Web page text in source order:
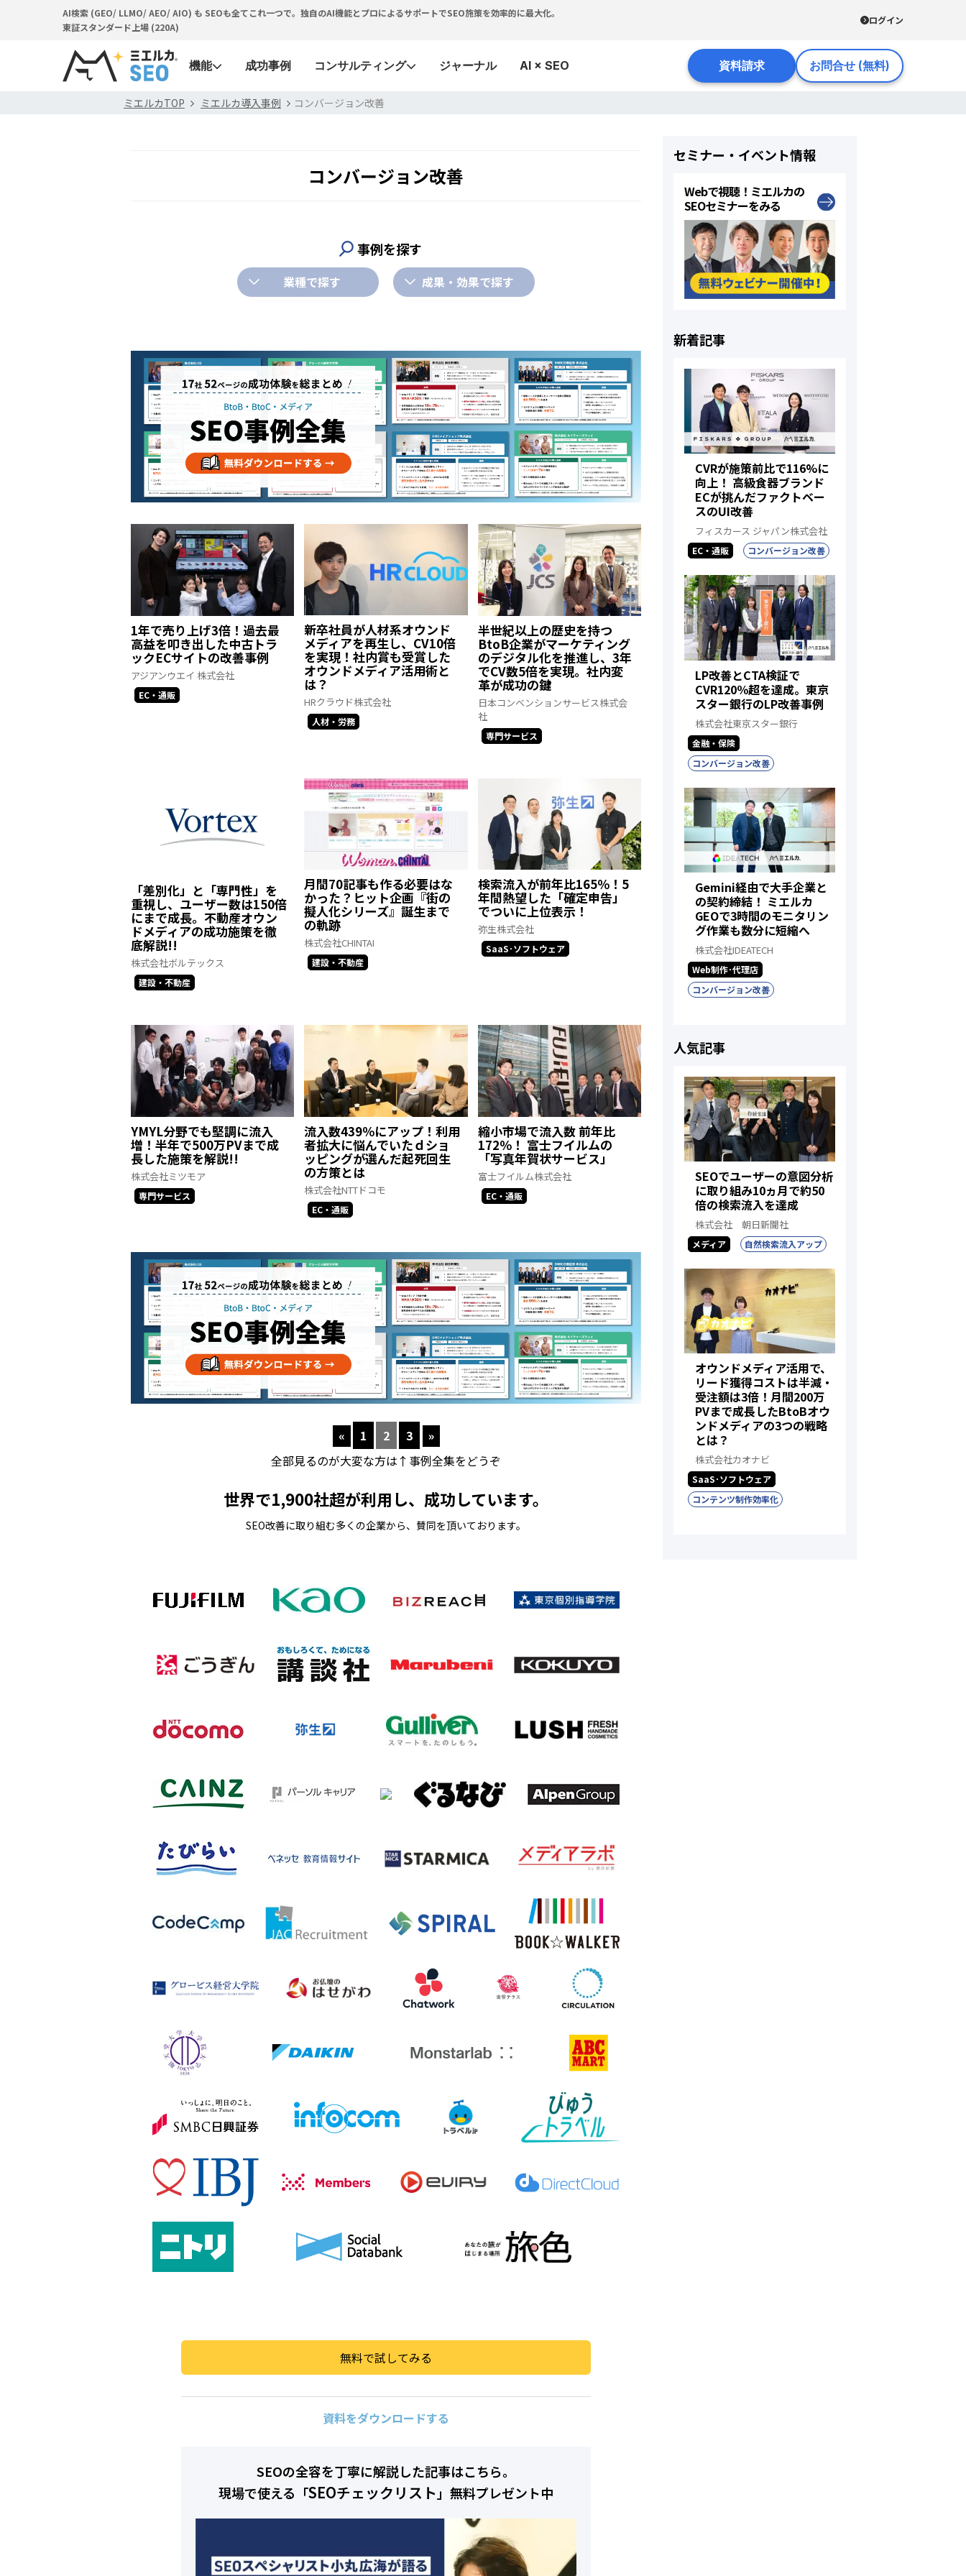
AI検索 (GEO/ LLMO/ AEO/ AIO) も SEOも全てこれ一つで。独自のAI機能とプロによるサポートでSEO施策を効率的に最大化。
東証スタンダード上場 (220A)
ログイン
機能 成功事例 コンサルティング ジャーナル AI × SEO 資料請求 お問合せ (無料)
ミエルカTOP ミエルカ導入事例 コンバージョン改善
コンバージョン改善
事例を探す
業種で探す 成果・効果で探す
1年で売り上げ3倍！過去最
高益を叩き出した中古トラ
ックECサイトの改善事例
アジアンウエイ 株式会社
EC・通販
新卒社員が人材系オウンド
メディアを再生し、CV10倍
を実現！社内賞も受賞した
オウンドメディア活用術と
は？
HRクラウド株式会社
人材・労務
半世紀以上の歴史を持つ
BtoB企業がマーケティング
のデジタル化を推進し、3年
でCV数5倍を実現。社内変
革が成功の鍵
日本コンベンションサービス株式会
社
専門サービス
「差別化」と「専門性」を
重視し、ユーザー数は150倍
にまで成長。不動産オウン
ドメディアの成功施策を徹
底解説!!
株式会社ボルテックス
建設・不動産
月間70記事も作る必要はな
かった？ヒット企画『街の
擬人化シリーズ』誕生まで
の軌跡
株式会社CHINTAI
建設・不動産
検索流入が前年比165％！5
年間熱望した「確定申告」
でついに上位表示！
弥生株式会社
SaaS･ソフトウェア
YMYL分野でも堅調に流入
増！半年で500万PVまで成
長した施策を解説!!
株式会社ミツモア
専門サービス
流入数439％にアップ！利用
者拡大に悩んでいたｄショ
ッピングが選んだ起死回生
の方策とは
株式会社NTTドコモ
EC・通販
縮小市場で流入数 前年比
172％！ 富士フイルムの
「写真年賀状サービス」
富士フイルム株式会社
EC・通販
« 1 2 3
»
全部見るのが大変な方は↑事例全集をどうぞ
世界で1,900社超が利用し、成功しています。
SEO改善に取り組む多くの企業から、賛同を頂いております。
無料で試してみる
資料をダウンロードする
SEOの全容を丁寧に解説した記事はこちら。
現場で使える「SEOチェックリスト 」無料プレゼント中
セミナー・イベント情報
Webで視聴！ミエルカの
SEOセミナーをみる
新着記事
CVRが施策前比で116%に
向上！ 高級食器ブランド
ECが挑んだファクトベー
スのUI改善
フィスカース ジャパン株式会社
EC・通販 コンバージョン改善
LP改善とCTA検証で
CVR120％超を達成。東京
スター銀行のLP改善事例
株式会社東京スター銀行
金融・保険
コンバージョン改善
Gemini経由で大手企業と
の契約締結！ ミエルカ
GEOで3時間のモニタリン
グ作業も数分に短縮へ
株式会社IDEATECH
Web制作･代理店
コンバージョン改善
人気記事
SEOでユーザーの意図分析
に取り組み10ヵ月で約50
倍の検索流入を達成
株式会社 朝日新聞社
メディア 自然検索流入アップ
オウンドメディア活用で、
リード獲得コストは半減・
受注額は3倍！月間200万
PVまで成長したBtoBオウ
ンドメディアの3つの戦略
とは？
株式会社カオナビ
SaaS･ソフトウェア
コンテンツ制作効率化